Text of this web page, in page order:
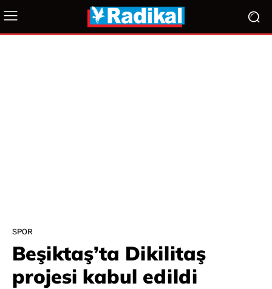
SPOR
Beşiktaş’ta Dikilitaş
projesi kabul edildi